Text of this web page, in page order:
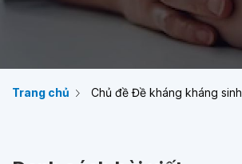
Trang chủ Chủ đề Đề kháng kháng sinh